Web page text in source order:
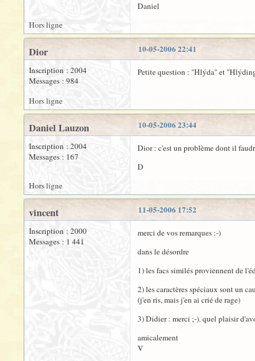
Daniel
Hors ligne
10-05-2006 22:41
Dior
Inscription : 2004
Messages : 984
Petite question : "Hlýda" et
Hors ligne
10-05-2006 23:44
Daniel Lauzon
Inscription : 2004
Messages : 167
Dior : c'est un problème dont il
D
Hors ligne
11-05-2006 17:52
vincent
Inscription : 2000
Messages : 1 441
merci de vos remarques :-)
dans le désordre
1) les facs similés proviennent de
2) les caractères spéciaux sont un
(j'en ris, mais j'en ai crié de rage)
3) Didier : merci ;-). quel plaisir
amicalement
V